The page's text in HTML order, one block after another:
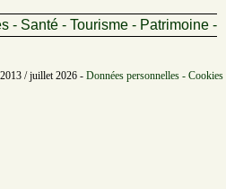
- Santé - Tourisme - Patrimoine -
/ juillet 2026 - Données personnelles -